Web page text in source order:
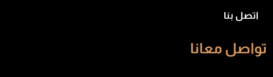
اتصل بنا
تواصل معانا